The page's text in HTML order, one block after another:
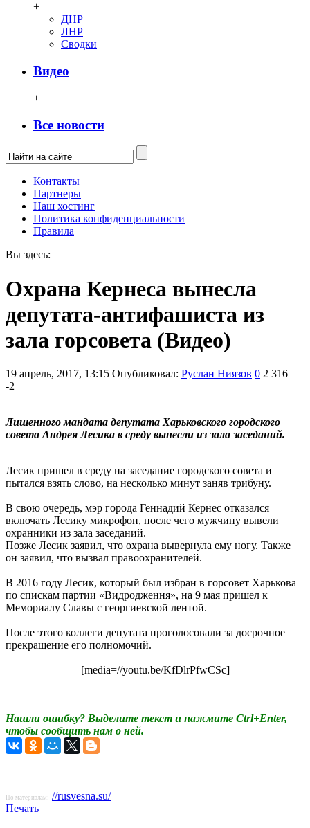
+
ДНР
ЛНР
Сводки
Видео
+
Все новости
Контакты
Партнеры
Наш хостинг
Политика конфиденциальности
Правила
Вы здесь:
Охрана Кернеса вынесла
депутата-антифашиста из
зала горсовета (Видео)
19 апрель, 2017, 13:15 Опубликовал: Руслан Ниязов 0 2 316
-2
Лишенного мандата депутата Харьковского городского
совета Андрея Лесика в среду вынесли из зала заседаний.
Лесик пришел в среду на заседание городского совета и
пытался взять слово, на несколько минут заняв трибуну.
В свою очередь, мэр города Геннадий Кернес отказался
включать Лесику микрофон, после чего мужчину вывели
охранники из зала заседаний.
Позже Лесик заявил, что охрана вывернула ему ногу. Также
он заявил, что вызвал правоохранителей.
В 2016 году Лесик, который был избран в горсовет Харькова
по спискам партии «Видродження», на 9 мая пришел к
Мемориалу Славы с георгиевской лентой.
После этого коллеги депутата проголосовали за досрочное
прекращение его полномочий.
[media=//youtu.be/KfDlrPfwCSc]
Нашли ошибку? Выделите текст и нажмите Ctrl+Enter,
чтобы сообщить нам о ней.
По материалам: //rusvesna.su/
Печать